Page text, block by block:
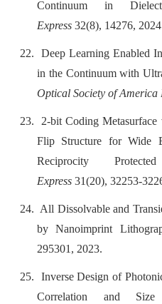
Continuum in
Express 32(8), 14276,
22.
Deep Learning Enabled
in the Continuum with
Optical Society of America
23.
2-bit Coding
Flip Structure for Wide
Reciprocity
Express 31(20), 32253-
24. All Dissolvable and
by Nanoimprint
295301, 2023.
25.
Inverse Design of
Correlation and